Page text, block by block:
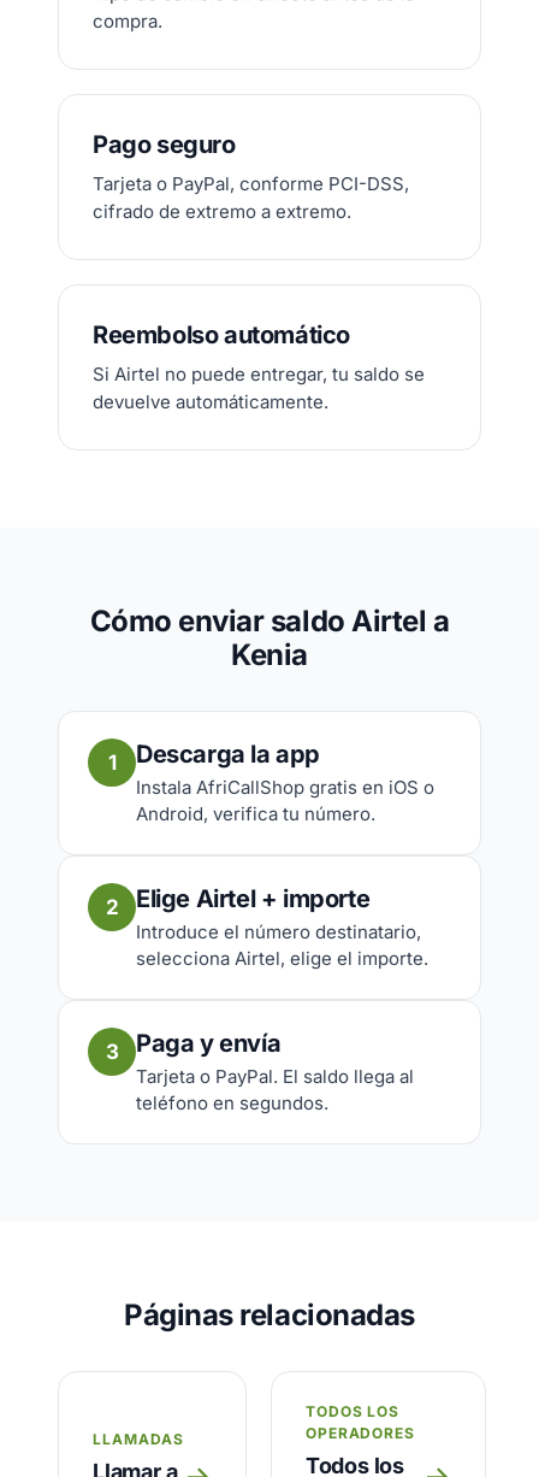
compra.
Pago seguro
Tarjeta o PayPal, conforme PCI-DSS,
cifrado de extremo a extremo.
Reembolso automático
Si Airtel no puede entregar, tu saldo se
devuelve automáticamente.
Cómo enviar saldo Airtel a
Kenia
1 Descarga la app
Instala AfriCallShop gratis en iOS o
Android, verifica tu número.
2 Elige Airtel + importe
Introduce el número destinatario,
selecciona Airtel, elige el importe.
3 Paga y envía
Tarjeta o PayPal. El saldo llega al
teléfono en segundos.
Páginas relacionadas
LLAMADAS
Llamar a
TODOS LOS
OPERADORES
Todos los